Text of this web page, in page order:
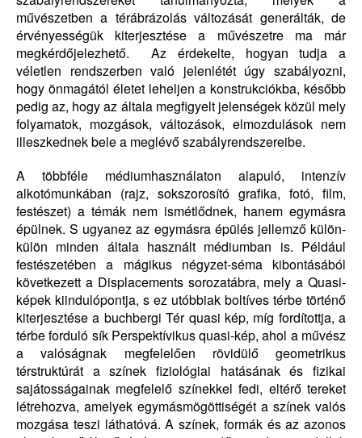
művészetben a térábrázolás változását generálták, de
érvényességük kiterjesztése a művészetre ma már
megkérdőjelezhető.
Az érdekelte, hogyan tudja a
véletlen rendszerben való jelenlétét úgy szabályozni,
hogy önmagától életet leheljen a konstrukciókba, később
pedig az, hogy az általa megfigyelt jelenségek közül mely
folyamatok, mozgások, változások, elmozdulások nem
illeszkednek bele a meglévő szabályrendszereibe.
A többféle médiumhasználaton alapuló, intenzív
alkotómunkában (rajz, sokszorosító grafika, fotó, film,
festészet) a témák nem ismétlődnek, hanem egymásra
épülnek. S ugyanez az egymásra épülés jellemző külön-
külön minden általa használt médiumban is. Például
festészetében a mágikus négyzet-séma kibontásából
következett a Displacements sorozatábra, mely a Quasi-
képek kiindulópontja, s ez utóbbiak boltíves térbe történő
kiterjesztése a buchbergi Tér quasi kép, míg fordítottja, a
térbe forduló sík Perspektívikus quasi-kép, ahol a művész
a valóságnak megfelelően rövidülő geometrikus
térstruktúrát a színek fiziológiai hatásának és fizikai
sajátosságainak megfelelő színekkel fedi, eltérő tereket
létrehozva, amelyek egymásmögöttiségét a színek valós
mozgása teszi láthatóvá. A színek, formák és az azonos